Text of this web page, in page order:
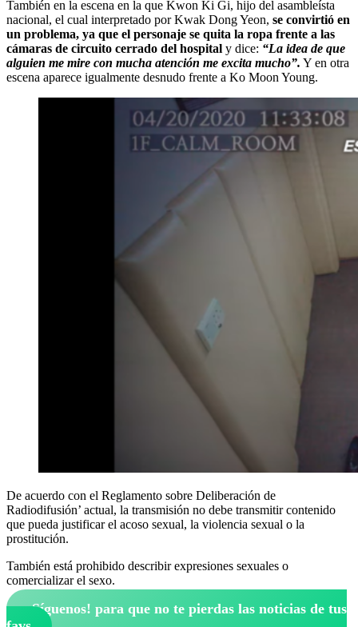
También en la escena en la que Kwon Ki Gi, hijo del asambleísta
nacional, el cual interpretado por Kwak Dong Yeon, se convirtió en
un problema, ya que el personaje se quita la ropa frente a las
cámaras de circuito cerrado del hospital y dice: “La idea de que
alguien me mire con mucha atención me excita mucho”. Y en otra
escena aparece igualmente desnudo frente a Ko Moon Young.
De acuerdo con el Reglamento sobre Deliberación de
Radiodifusión’ actual, la transmisión no debe transmitir contenido
que pueda justificar el acoso sexual, la violencia sexual o la
prostitución.
También está prohibido describir expresiones sexuales o
comercializar el sexo.
¡Síguenos! para que no te pierdas las noticias de tus